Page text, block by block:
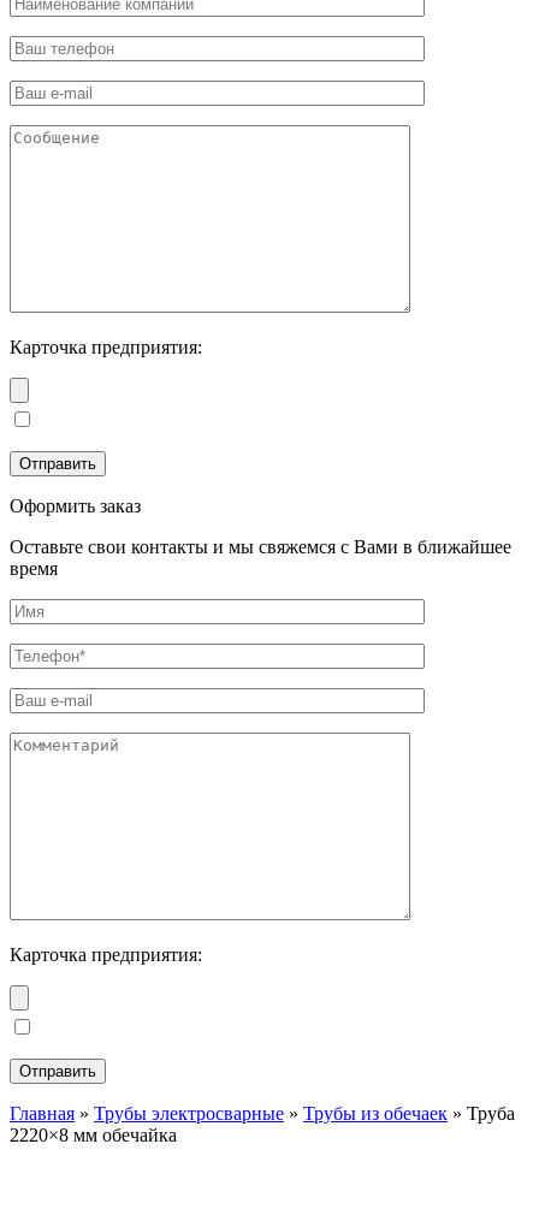
Карточка предприятия:
Оформить заказ
Оставьте свои контакты и мы свяжемся с Вами в ближайшее
время
Карточка предприятия:
Главная » Трубы электросварные » Трубы из обечаек » Труба
2220×8 мм обечайка